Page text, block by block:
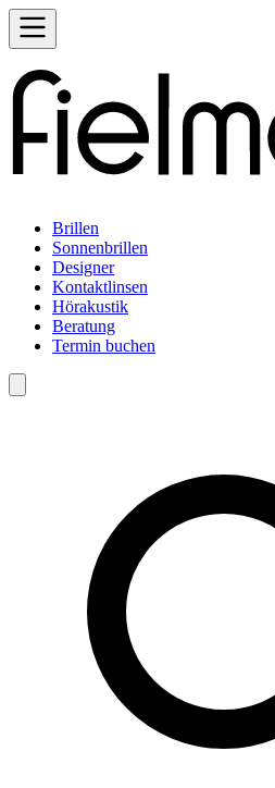
Brillen
Sonnenbrillen
Designer
Kontaktlinsen
Hörakustik
Beratung
Termin buchen